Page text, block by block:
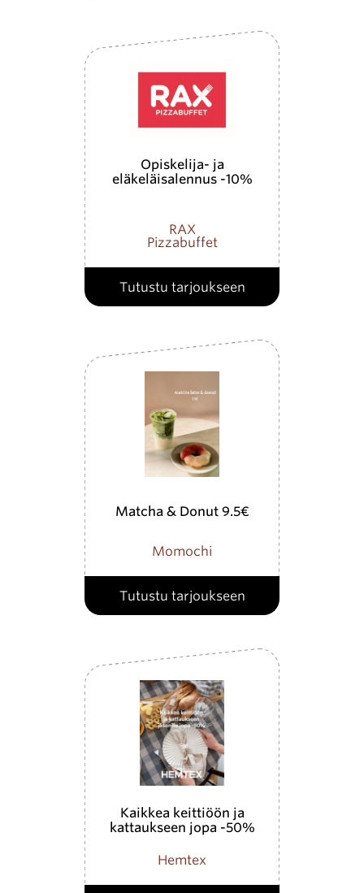
Opiskelija- ja
eläkeläisalennus -10%
RAX
Pizzabuffet
Tutustu tarjoukseen
Matcha & Donut 9.5€
Momochi
Tutustu tarjoukseen
Kaikkea keittiöön ja
kattaukseen jopa -50%
Hemtex